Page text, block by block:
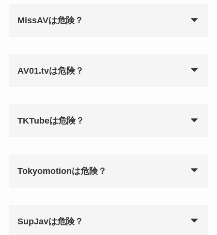
MissAVは危険？
AV01.tvは危険？
TKTubeは危険？
Tokyomotionは危険？
SupJavは危険？